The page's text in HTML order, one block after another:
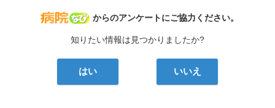
病院なび
からのアンケートにご協力ください。
知りたい情報は見つかりましたか?
はい いいえ